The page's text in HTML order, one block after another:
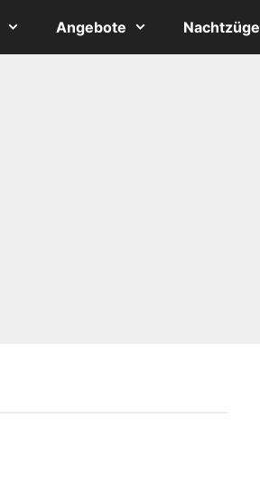
Angebote Nachtzüge